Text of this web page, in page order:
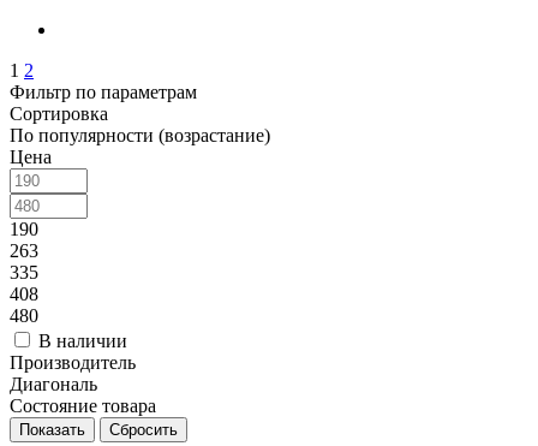
1 2
Фильтр по параметрам
Сортировка
По популярности (возрастание)
Цена
190
263
335
408
480
В наличии
Производитель
Диагональ
Состояние товара
Сбросить